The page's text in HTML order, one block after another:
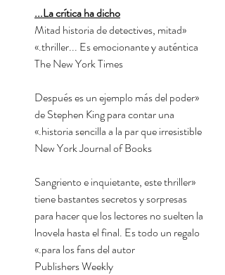
La crítica ha dicho...
«Mitad historia de detectives, mitad
thriller... Es emocionante y auténtica.»
The New York Times
«Después es un ejemplo más del poder
de Stephen King para contar una
historia sencilla a la par que irresistible.»
New York Journal of Books
«Sangriento e inquietante, este thriller
tiene bastantes secretos y sorpresas
para hacer que los lectores no suelten la
lnovela hasta el final. Es todo un regalo
para los fans del autor.»
Publishers Weekly